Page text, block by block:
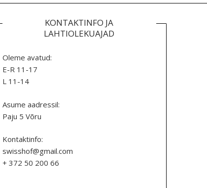
KONTAKTINFO JA
LAHTIOLEKUAJAD
Oleme avatud:
E-R 11-17
L 11-14
Asume aadressil:
Paju 5 Võru
Kontaktinfo:
swisshof@gmail.com
+ 372 50 200 66